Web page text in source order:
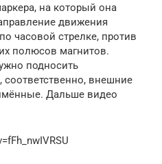
на который она
движения
часовой стрелке, против
полюсов магнитов.
подносить
внешние
Дальше видео